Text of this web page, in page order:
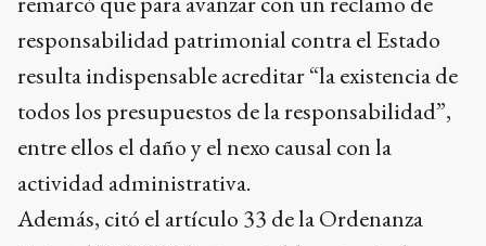
responsabilidad patrimonial contra el Estado
resulta indispensable acreditar “la existencia de
todos los presupuestos de la responsabilidad”,
entre ellos el daño y el nexo causal con la
actividad administrativa.
Además, citó el artículo 33 de la Ordenanza